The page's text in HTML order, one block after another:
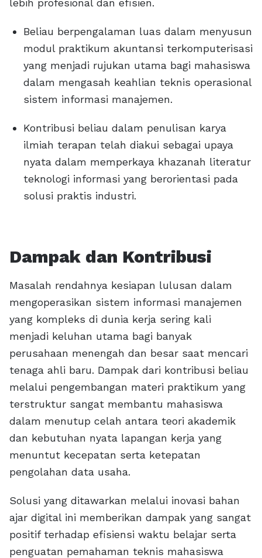
Beliau berpengalaman luas dalam menyusun
modul praktikum akuntansi terkomputerisasi
yang menjadi rujukan utama bagi mahasiswa
dalam mengasah keahlian teknis operasional
sistem informasi manajemen.
Kontribusi beliau dalam penulisan karya
ilmiah terapan telah diakui sebagai upaya
nyata dalam memperkaya khazanah literatur
teknologi informasi yang berorientasi pada
solusi praktis industri.
Dampak dan Kontribusi
Masalah rendahnya kesiapan lulusan dalam
mengoperasikan sistem informasi manajemen
yang kompleks di dunia kerja sering kali
menjadi keluhan utama bagi banyak
perusahaan menengah dan besar saat mencari
tenaga ahli baru. Dampak dari kontribusi beliau
melalui pengembangan materi praktikum yang
terstruktur sangat membantu mahasiswa
dalam menutup celah antara teori akademik
dan kebutuhan nyata lapangan kerja yang
menuntut kecepatan serta ketepatan
pengolahan data usaha.
Solusi yang ditawarkan melalui inovasi bahan
ajar digital ini memberikan dampak yang sangat
positif terhadap efisiensi waktu belajar serta
penguatan pemahaman teknis mahasiswa